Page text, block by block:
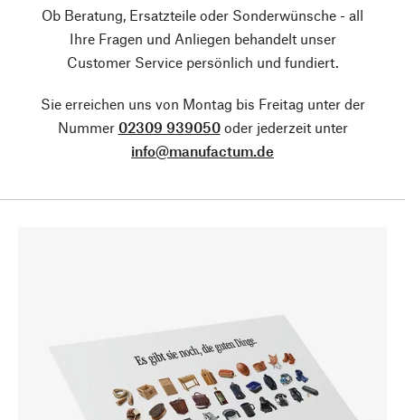
Ob Beratung, Ersatzteile oder Sonderwünsche - all
Ihre Fragen und Anliegen behandelt unser
Customer Service persönlich und fundiert.
Sie erreichen uns von Montag bis Freitag unter der
Nummer 02309 939050oder jederzeit unter
info@manufactum.de